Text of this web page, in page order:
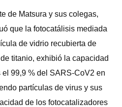
de Matsura y sus colegas,
que la fotocatálisis mediada
de vidrio recubierta de
titanio, exhibió la capacidad
99,9 % del SARS-CoV2 en
partículas de virus y sus
de los fotocatalizadores